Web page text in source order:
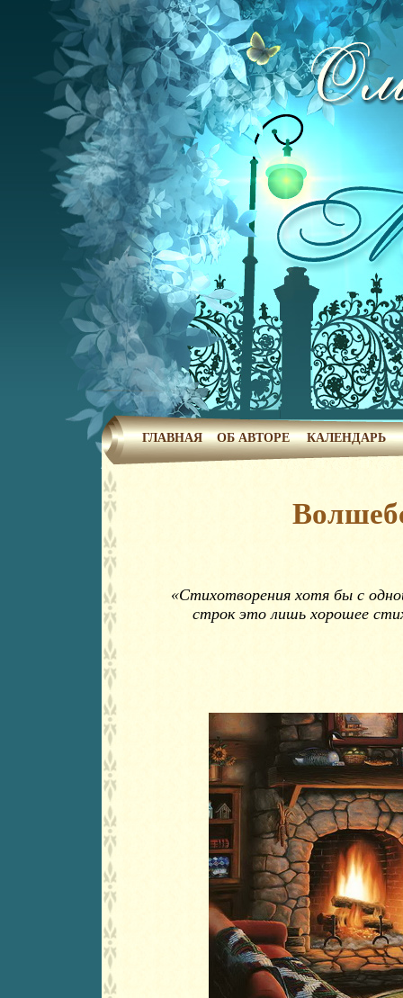
ГЛАВНАЯ ОБ АВТОРЕ КАЛЕНДАРЬ
«Стихотворения хотя бы с
строк это лишь хорошее